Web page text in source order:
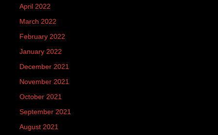
April 2022
March 2022
February 2022
January 2022
December 2021
November 2021
October 2021
September 2021
August 2021